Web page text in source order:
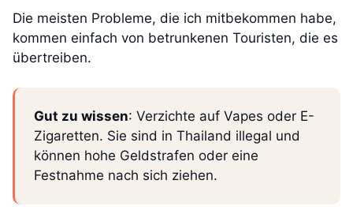
Die meisten Probleme, die ich mitbekommen habe,
kommen einfach von betrunkenen Touristen, die es
übertreiben.
Gut zu wissen: Verzichte auf Vapes oder E-
Zigaretten. Sie sind in Thailand illegal und
können hohe Geldstrafen oder eine
Festnahme nach sich ziehen.